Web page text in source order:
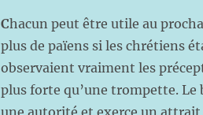
Chacun peut être utile au
plus de païens si les chrétiens
observaient vraiment les
plus forte qu’une trompette.
une autorité et exerce un attrait